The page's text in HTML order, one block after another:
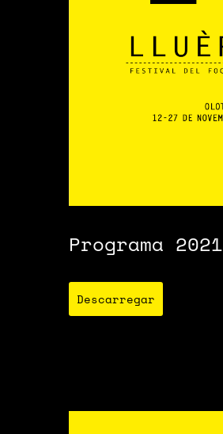
Programa 2021
Descarregar